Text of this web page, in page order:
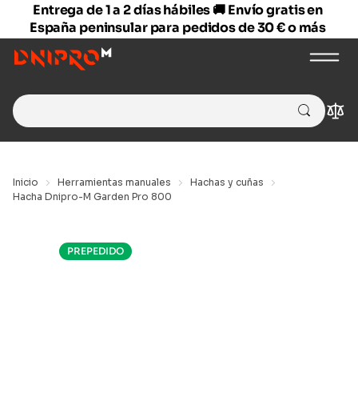
Entrega de 1 a 2 días hábiles 🚚 Envío gratis en
España peninsular para pedidos de 30 € o más
Search
for:
Inicio Herramientas manuales
Hachas y cuñas
Hacha Dnipro-M Garden Pro 800
PREPEDIDO